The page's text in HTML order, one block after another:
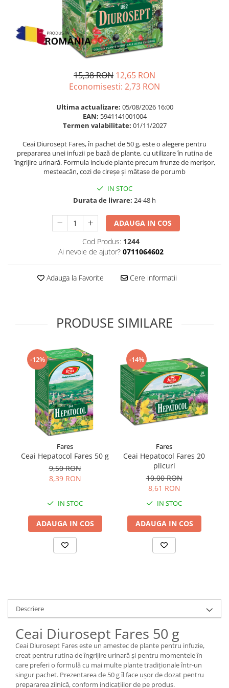
Par si unghii
Probiotice si prebiotice
Slabire si control greutate
Somn stres si anxietate
Supliment Calciu
Supliment Complexe
Supliment Fier
Supliment Vitamina C
Supliment Vitamina D3
Supliment Vitamina E
Vitamine si minerale
Balsam masca si tratament
Produse cu SPF Pentru Fata
15,38 RON 12,65 RON
Economisesti: 2,73 RON
Ultima actualizare: 05/08/2026 16:00
EAN: 5941141001004
Termen valabilitate: 01/11/2027
Ceai Diurosept Fares, în pachet de 50 g, este o alegere pentru
prepararea unei infuzii pe bază de plante, cu utilizare în rutina de
îngrijire urinară. Formula include plante precum frunze de merișor,
mesteacăn, cozi de cireșe și mătase de porumb
IN STOC
Durata de livrare: 24-48 h
ADAUGA IN COS
Cod Produs: 1244
Ai nevoie de ajutor? 0711064602
Adauga la Favorite Cere informatii
PRODUSE SIMILARE
-12%
Fares
Ceai Hepatocol Fares 50 g
9,50 RON
8,39 RON
IN STOC
ADAUGA IN COS
-14%
Fares
Ceai Hepatocol Fares 20
plicuri
10,00 RON
8,61 RON
IN STOC
ADAUGA IN COS
Descriere
Ceai Diurosept Fares 50 g
Ceai Diurosept Fares este un amestec de plante pentru infuzie,
creat pentru rutina de îngrijire urinară și pentru momentele în
care preferi o formulă cu mai multe plante tradiționale într-un
singur pachet. Prezentarea de 50 g îl face ușor de dozat pentru
prepararea zilnică, conform indicațiilor de pe produs.